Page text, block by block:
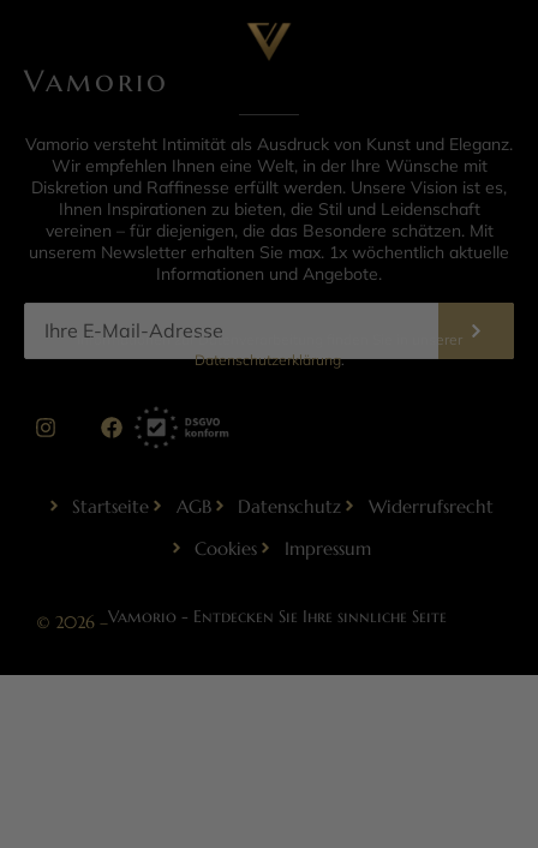
Vamorio
Vamorio versteht Intimität als Ausdruck von Kunst und Eleganz.
Wir empfehlen Ihnen eine Welt, in der Ihre Wünsche mit
Diskretion und Raffinesse erfüllt werden. Unsere Vision ist es,
Ihnen Inspirationen zu bieten, die Stil und Leidenschaft
vereinen – für diejenigen, die das Besondere schätzen. Mit
unserem Newsletter erhalten Sie max. 1x wöchentlich aktuelle
Informationen und Angebote.
Informationen zur Datenverarbeitung finden Sie in unserer
Datenschutzerklärung.
Startseite AGB Datenschutz
Widerrufsrecht
Cookies
Impressum
© 2026 –Vamorio - Entdecken Sie Ihre sinnliche Seite